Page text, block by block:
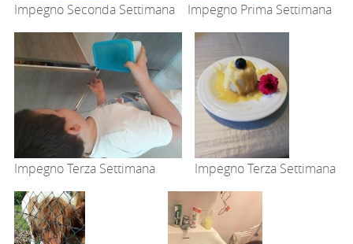
Impegno Seconda Settimana Impegno Prima Settimana
Impegno Terza Settimana Impegno Terza Settimana